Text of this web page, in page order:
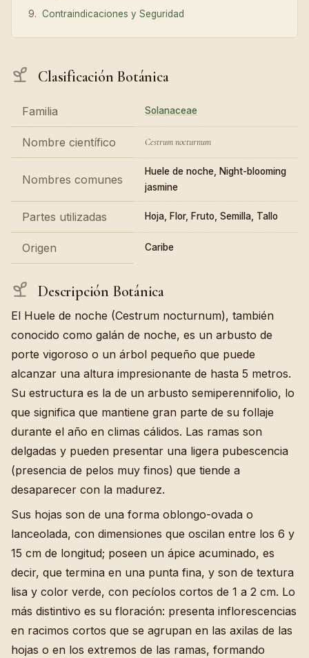
Contraindicaciones y Seguridad
Clasificación Botánica
Familia Solanaceae
Nombre científico Cestrum nocturnum
Nombres comunes
Huele de noche, Night-blooming
jasmine
Partes utilizadas Hoja, Flor, Fruto, Semilla, Tallo
Origen Caribe
Descripción Botánica
El Huele de noche (Cestrum nocturnum), también
conocido como galán de noche, es un arbusto de
porte vigoroso o un árbol pequeño que puede
alcanzar una altura impresionante de hasta 5 metros.
Su estructura es la de un arbusto semiperennifolio, lo
que significa que mantiene gran parte de su follaje
durante el año en climas cálidos. Las ramas son
delgadas y pueden presentar una ligera pubescencia
(presencia de pelos muy finos) que tiende a
desaparecer con la madurez.
Sus hojas son de una forma oblongo-ovada o
lanceolada, con dimensiones que oscilan entre los 6 y
15 cm de longitud; poseen un ápice acuminado, es
decir, que termina en una punta fina, y son de textura
lisa y color verde, con pecíolos cortos de 1 a 2 cm. Lo
más distintivo es su floración: presenta inflorescencias
en racimos cortos que se agrupan en las axilas de las
hojas o en los extremos de las ramas, formando